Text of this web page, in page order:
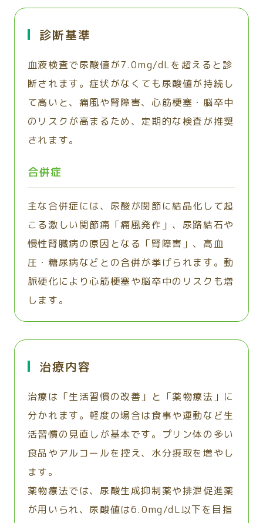
診断基準
血液検査で尿酸値が7.0mg/dLを超えると診
断されます。症状がなくても尿酸値が持続し
て高いと、痛風や腎障害、心筋梗塞・脳卒中
のリスクが高まるため、定期的な検査が推奨
されます。
合併症
主な合併症には、尿酸が関節に結晶化して起
こる激しい関節痛「痛風発作」、尿路結石や
慢性腎臓病の原因となる「腎障害」、高血
圧・糖尿病などとの合併が挙げられます。動
脈硬化により心筋梗塞や脳卒中のリスクも増
します。
治療内容
治療は「生活習慣の改善」と「薬物療法」に
分かれます。軽度の場合は食事や運動など生
活習慣の見直しが基本です。プリン体の多い
食品やアルコールを控え、水分摂取を増やし
ます。
薬物療法では、尿酸生成抑制薬や排泄促進薬
が用いられ、尿酸値は6.0mg/dL以下を目指